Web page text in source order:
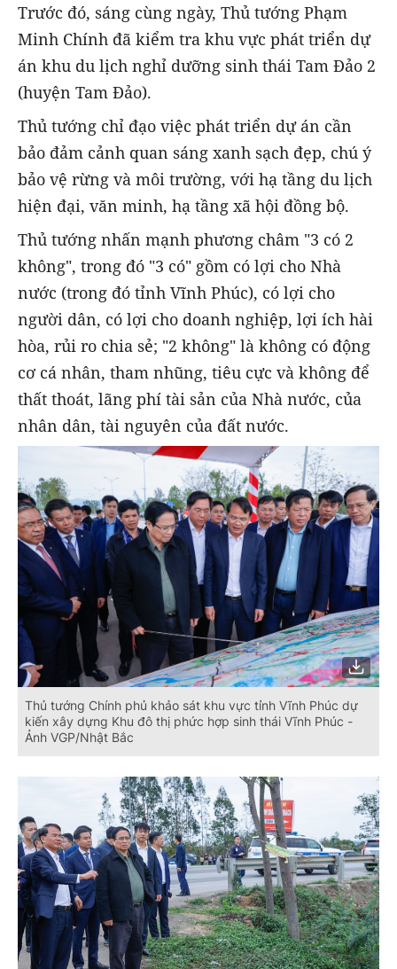
Trước đó, sáng cùng ngày, Thủ tướng Phạm
Minh Chính đã kiểm tra khu vực phát triển dự
án khu du lịch nghỉ dưỡng sinh thái Tam Đảo 2
(huyện Tam Đảo).
Thủ tướng chỉ đạo việc phát triển dự án cần
bảo đảm cảnh quan sáng xanh sạch đẹp, chú ý
bảo vệ rừng và môi trường, với hạ tầng du lịch
hiện đại, văn minh, hạ tầng xã hội đồng bộ.
Thủ tướng nhấn mạnh phương châm "3 có 2
không", trong đó "3 có" gồm có lợi cho Nhà
nước (trong đó tỉnh Vĩnh Phúc), có lợi cho
người dân, có lợi cho doanh nghiệp, lợi ích hài
hòa, rủi ro chia sẻ; "2 không" là không có động
cơ cá nhân, tham nhũng, tiêu cực và không để
thất thoát, lãng phí tài sản của Nhà nước, của
nhân dân, tài nguyên của đất nước.
Thủ tướng Chính phủ khảo sát khu vực tỉnh Vĩnh Phúc dự
kiến xây dựng Khu đô thị phức hợp sinh thái Vĩnh Phúc -
Ảnh VGP/Nhật Bắc